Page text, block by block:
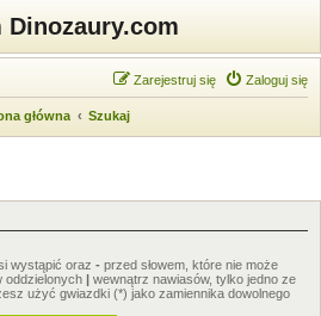
Dinozaury.com
Zaloguj się
Zarejestruj się
główna Szukaj
wystąpić oraz - przed słowem, które nie może
oddzielonych | wewnątrz nawiasów, tylko jedno ze
użyć gwiazdki (*) jako zamiennika dowolnego